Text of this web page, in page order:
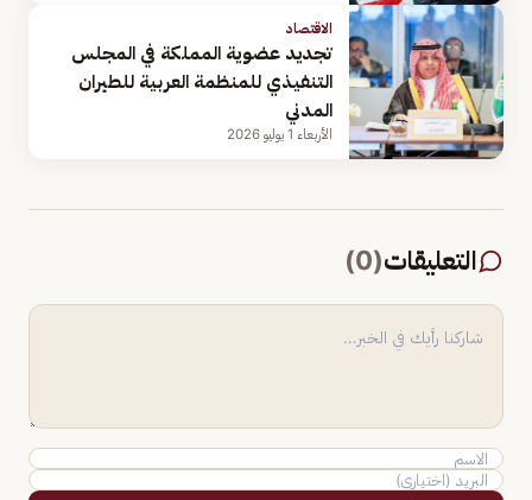
الاقتصاد
تجديد عضوية المملكة في المجلس
التنفيذي للمنظمة العربية للطيران
المدني
الأربعاء 1 يوليو 2026
التعليقات(
0
)